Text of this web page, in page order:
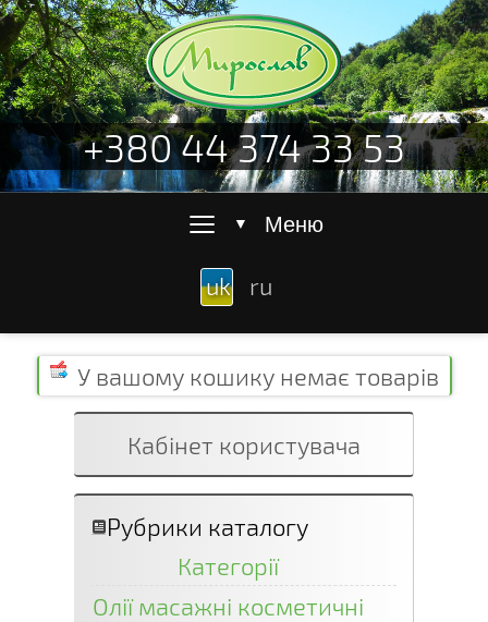
+380 44 374 33 53
≡ ▼ Меню
uk ru
У вашому кошику немає товарів
Кабінет користувача
Рубрики каталогу
Категорії
Олії масажні косметичні